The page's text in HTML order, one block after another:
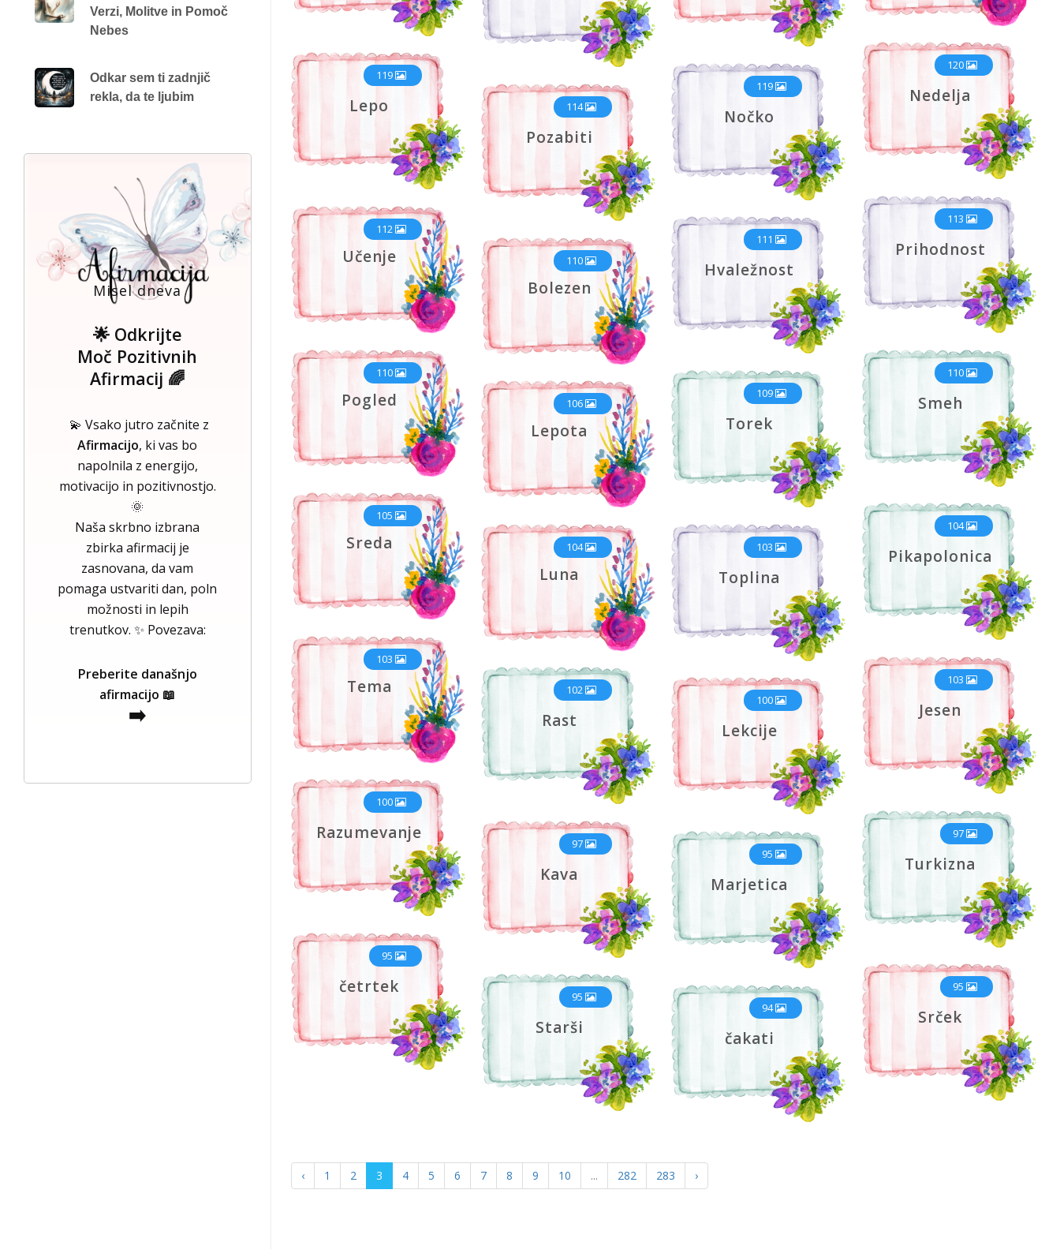
Nedelja
120
Lepo
119
Nočko
119
Pozabiti
114
Prihodnost
113
Učenje
112
Hvaležnost
111
Bolezen
110
Pogled
110
Smeh
110
Torek
109
Lepota
106
Sreda
105
Pikapolonica
104
Luna
104
Toplina
103
Tema
103
Jesen
103
Rast
102
Lekcije
100
Razumevanje
100
Turkizna
97
Kava
97
Marjetica
95
četrtek
95
Srček
95
Starši
95
čakati
94
‹ 1 2 3 4 5 6 7 8 9 10 ... 282 283 ›
Verzi, Molitve in Pomoč
Nebes
Odkar sem ti zadnjič
rekla, da te ljubim
Misel dneva
🌟 Odkrijte
Moč Pozitivnih
Afirmacij 🌈
💫 Vsako jutro začnite z
Afirmacijo, ki vas bo
napolnila z energijo,
motivacijo in pozitivnostjo.
🌞
Naša skrbno izbrana
zbirka afirmacij je
zasnovana, da vam
pomaga ustvariti dan, poln
možnosti in lepih
trenutkov. ✨ Povezava:
Preberite današnjo
afirmacijo 📖
➡️